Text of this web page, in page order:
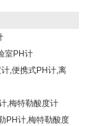
室PH计
,便携式PH计,离
,梅特勒酸度计
PH计,梅特勒酸度